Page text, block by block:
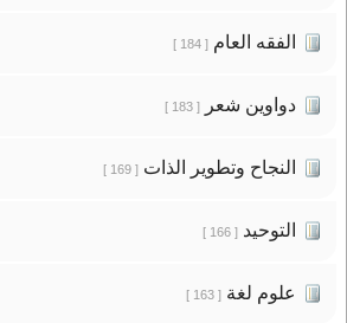
الفقه العام[ 184 ]
دواوين شعر[ 183 ]
النجاح وتطوير الذات[ 169 ]
التوحيد[ 166 ]
علوم لغة[ 163 ]